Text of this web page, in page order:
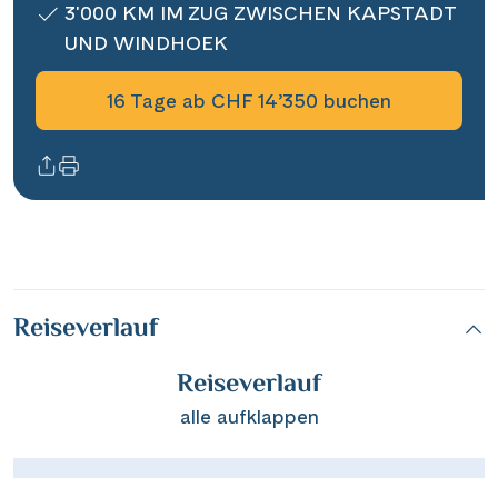
Reisekalender
Reisegutscheine
Newsletter
Reisekataloge
Kundenlogin
3'000 KM IM ZUG ZWISCHEN KAPSTADT
UND WINDHOEK
16 Tage ab CHF 14’350 buchen
Reiseverlauf
Reiseverlauf
alle aufklappen